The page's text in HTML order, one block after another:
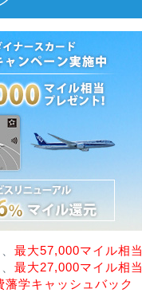
最大57,000マイル相当
最大27,000マイル相当
藩学キャッシュバック